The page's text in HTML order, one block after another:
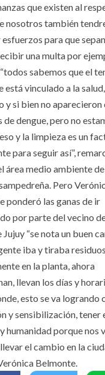
que existen al
nosotros también
para que
una multa por
sabemos que el
está vinculado a la
y si bien no aparecieron
dengue, pero no
y la limpieza es un
para seguir así”,
área medio ambiente
Pero
ponderó las ganas de ir
por parte del vecino
Jujuy “se nota un buen
iba y tiraba residuos
en la planta, ahora
llevan los días y
esto se va logrando
y sensibilización, tener
humanidad porque nos
el cambio en la
Belmonte.